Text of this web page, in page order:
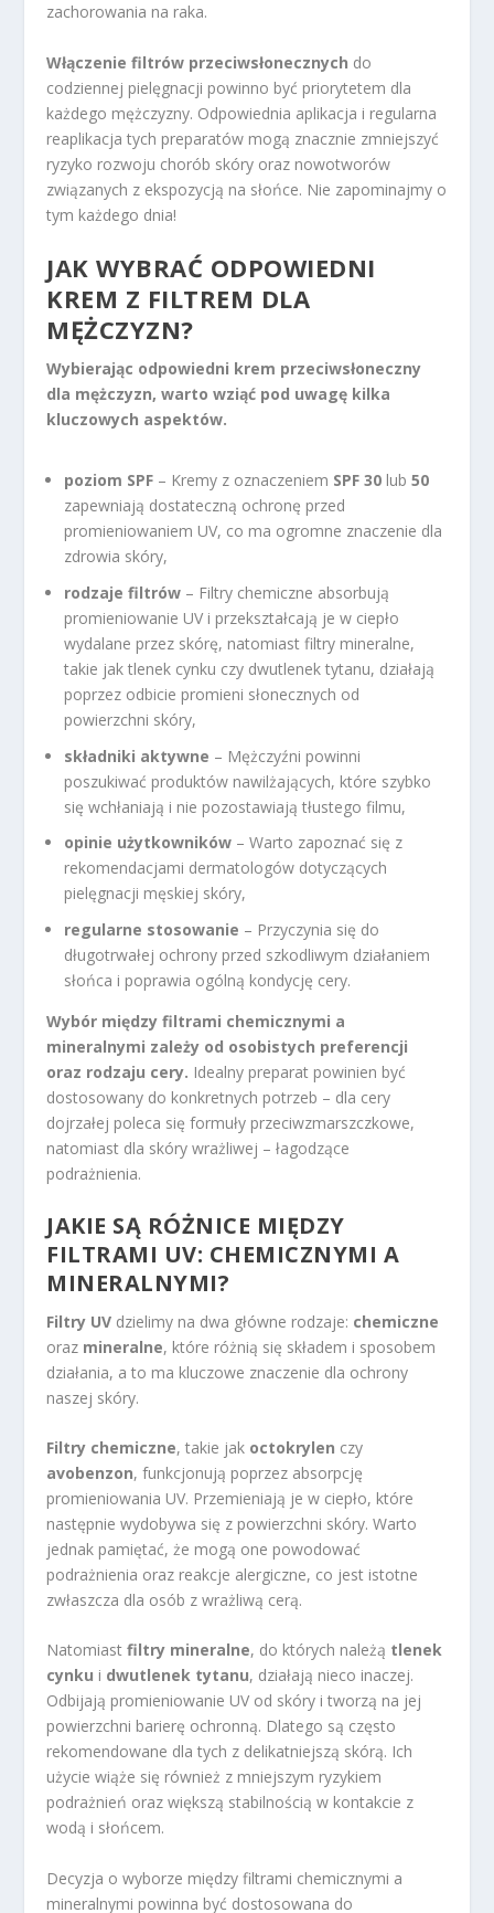
zachorowania na raka.
Włączenie filtrów przeciwsłonecznych do
codziennej pielęgnacji powinno być priorytetem dla
każdego mężczyzny. Odpowiednia aplikacja i regularna
reaplikacja tych preparatów mogą znacznie zmniejszyć
ryzyko rozwoju chorób skóry oraz nowotworów
związanych z ekspozycją na słońce. Nie zapominajmy o
tym każdego dnia!
JAK WYBRAĆ ODPOWIEDNI
KREM Z FILTREM DLA
MĘŻCZYZN?
Wybierając odpowiedni krem przeciwsłoneczny
dla mężczyzn, warto wziąć pod uwagę kilka
kluczowych aspektów.
poziom SPF – Kremy z oznaczeniem SPF 30 lub50
zapewniają dostateczną ochronę przed
promieniowaniem UV, co ma ogromne znaczenie dla
zdrowia skóry,
rodzaje filtrów – Filtry chemiczne absorbują
promieniowanie UV i przekształcają je w ciepło
wydalane przez skórę, natomiast filtry mineralne,
takie jak tlenek cynku czy dwutlenek tytanu, działają
poprzez odbicie promieni słonecznych od
powierzchni skóry,
składniki aktywne – Mężczyźni powinni
poszukiwać produktów nawilżających, które szybko
się wchłaniają i nie pozostawiają tłustego filmu,
opinie użytkowników – Warto zapoznać się z
rekomendacjami dermatologów dotyczących
pielęgnacji męskiej skóry,
regularne stosowanie – Przyczynia się do
długotrwałej ochrony przed szkodliwym działaniem
słońca i poprawia ogólną kondycję cery.
Wybór między filtrami chemicznymi a
mineralnymi zależy od osobistych preferencji
oraz rodzaju cery. Idealny preparat powinien być
dostosowany do konkretnych potrzeb – dla cery
dojrzałej poleca się formuły przeciwzmarszczkowe,
natomiast dla skóry wrażliwej – łagodzące
podrażnienia.
JAKIE SĄ RÓŻNICE MIĘDZY
FILTRAMI UV: CHEMICZNYMI A
MINERALNYMI?
Filtry UV dzielimy na dwa główne rodzaje: chemiczne
oraz mineralne, które różnią się składem i sposobem
działania, a to ma kluczowe znaczenie dla ochrony
naszej skóry.
Filtry chemiczne, takie jak octokrylen czy
avobenzon, funkcjonują poprzez absorpcję
promieniowania UV. Przemieniają je w ciepło, które
następnie wydobywa się z powierzchni skóry. Warto
jednak pamiętać, że mogą one powodować
podrażnienia oraz reakcje alergiczne, co jest istotne
zwłaszcza dla osób z wrażliwą cerą.
Natomiastfiltry mineralne, do których należą tlenek
cynku i dwutlenek tytanu, działają nieco inaczej.
Odbijają promieniowanie UV od skóry i tworzą na jej
powierzchni barierę ochronną. Dlatego są często
rekomendowane dla tych z delikatniejszą skórą. Ich
użycie wiąże się również z mniejszym ryzykiem
podrażnień oraz większą stabilnością w kontakcie z
wodą i słońcem.
Decyzja o wyborze między filtrami chemicznymi a
mineralnymi powinna być dostosowana do